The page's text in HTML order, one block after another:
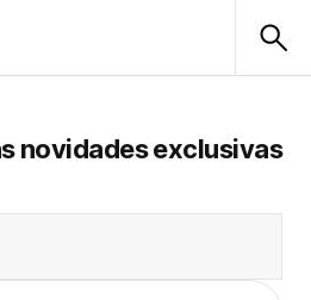
novidades exclusivas